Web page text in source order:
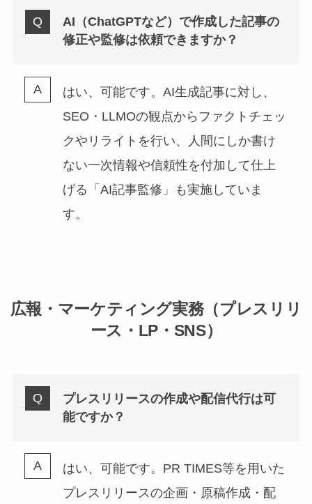
AI（ChatGPTなど）で作成した記事の
修正や監修は依頼できますか？
はい、可能です。AI生成記事に対し、
SEO・LLMOの観点からファクトチェッ
クやリライトを行い、人間にしか書け
ない一次情報や信頼性を付加して仕上
げる「AI記事監修」も実施していま
す。
広報・マーケティング実務（プレスリリ
ース・LP・SNS）
プレスリリースの作成や配信代行は可
能ですか？
はい、可能です。PR TIMES等を用いた
プレスリリースの企画・原稿作成・配